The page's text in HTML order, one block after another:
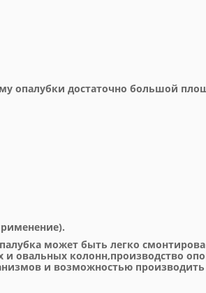
опалубки достаточно большой
может быть легко
овальных колонн,производство
и возможностью